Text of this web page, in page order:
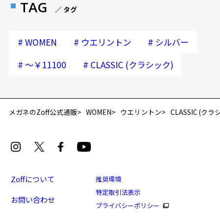
TAG ／ タグ
# WOMEN # ウエリントン # シルバー
# ～￥11100 # CLASSIC (クラシック)
メガネのZoff公式通販 WOMEN ウエリントン CLASSIC (クラ
Zoffについて
お問い合わせ
推奨環境
特定取引法表示
プライバシーポリシー